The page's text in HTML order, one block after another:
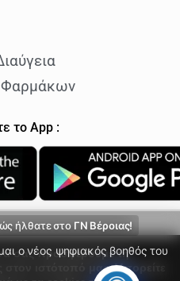
Φαρμάκων
το App :
ήλθατε στο ΓΝ Βέροιας!
ο νέος ψηφιακός βοηθός του
σας προσφέρουμε τη
ιστότοπό μας. Μπορείτε